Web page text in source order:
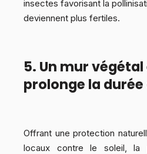
insectes favorisant la
deviennent plus fertiles.
5. Un mur
prolonge la
Offrant une protection
locaux contre le soleil,